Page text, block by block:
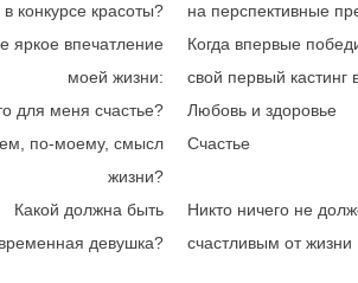
в конкурсе красоты?
на перспективные
яркое впечатление
моей жизни:
Когда впервые
свой первый кастинг
для меня счастье?
Любовь и здоровье
по-моему, смысл
жизни?
Счастье
Какой должна быть
девушка?
Никто ничего не
счастливым от жизни